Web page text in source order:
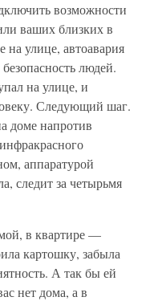
возможности
ваших близких в
на улице, автоавария
людей.
на улице, и
Следующий шаг.
доме напротив
аппаратурой
следит за четырьмя
в квартире —
картошку, забыла
А так бы ей
нет дома, а в